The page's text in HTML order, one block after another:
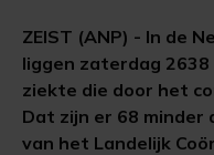
ZEIST (ANP) - In de
liggen zaterdag
ziekte die door het
Dat zijn er 68 minder
van het Landelijk